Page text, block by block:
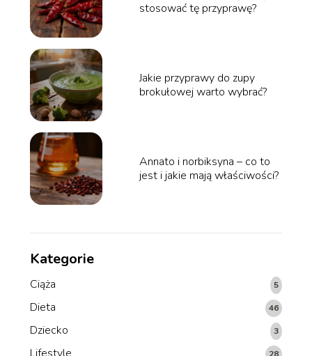
stosować tę przyprawę?
Jakie przyprawy do zupy
brokułowej warto wybrać?
Annato i norbiksyna – co to
jest i jakie mają właściwości?
Kategorie
Ciąża 5
Dieta 46
Dziecko 3
28